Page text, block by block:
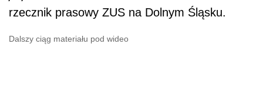
rzecznik prasowy ZUS na Dolnym Śląsku.
Dalszy ciąg materiału pod wideo